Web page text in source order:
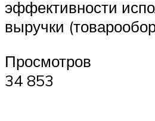
эффективности
выручки
Просмотров
34 853